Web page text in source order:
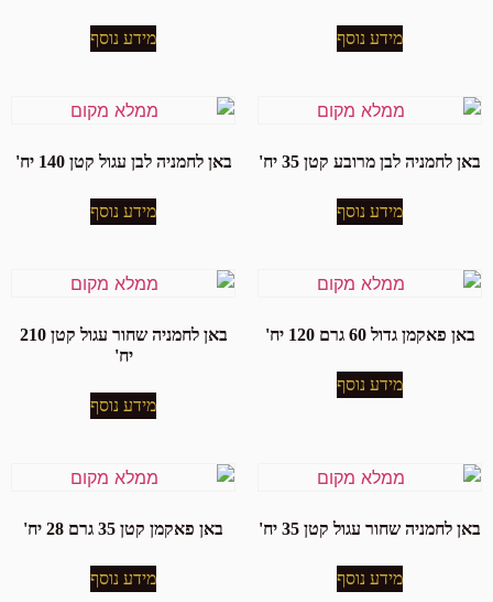
מידע נוסף מידע נוסף
באן לחמניה לבן מרובע קטן 35 יח'
מידע נוסף
באן לחמניה לבן עגול קטן 140 יח'
מידע נוסף
באן פאקמן גדול 60 גרם 120 יח'
מידע נוסף
באן לחמניה שחור עגול קטן 210
יח'
מידע נוסף
באן לחמניה שחור עגול קטן 35 יח'
מידע נוסף
באן פאקמן קטן 35 גרם 28 יח'
מידע נוסף